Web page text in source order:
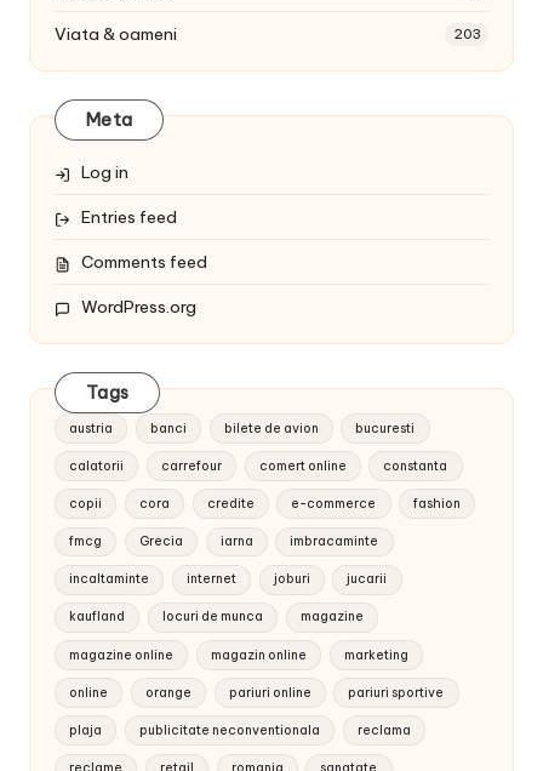
Viata & oameni 203
Meta
Log in
Entries feed
Comments feed
WordPress.org
Tags
austria banci bilete de avion bucuresti
calatorii carrefour comert online constanta
copii cora credite e-commerce fashion
fmcg Grecia iarna imbracaminte
incaltaminte internet joburi jucarii
kaufland locuri de munca magazine
magazine online magazin online marketing
online orange pariuri online pariuri sportive
plaja publicitate neconventionala reclama